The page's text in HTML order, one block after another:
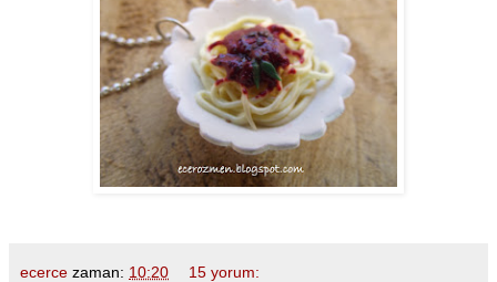
ecerce zaman: 10:20 15 yorum: